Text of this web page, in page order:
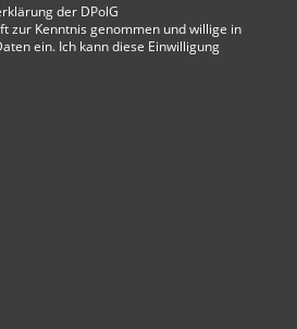
der DPolG
zur Kenntnis genommen und willige in
ein. Ich kann diese Einwilligung